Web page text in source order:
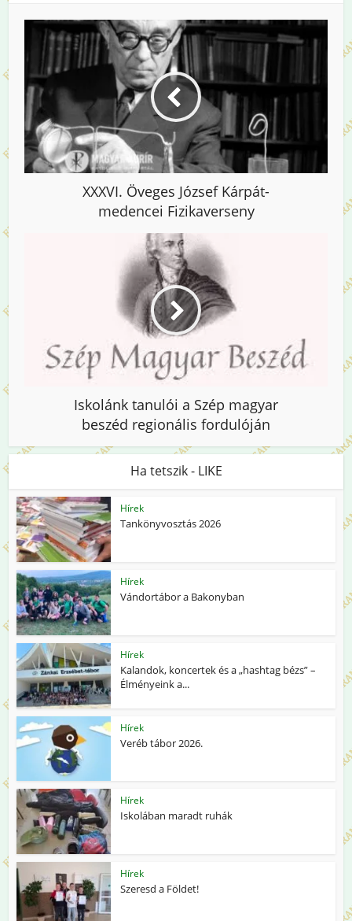
XXXVI. Öveges József Kárpát-
medencei Fizikaverseny
Iskolánk tanulói a Szép magyar
beszéd regionális fordulóján
Ha tetszik - LIKE
Hírek
Tankönyvosztás 2026
Hírek
Vándortábor a Bakonyban
Hírek
Kalandok, koncertek és a „hashtag bézs” –
Élményeink a...
Hírek
Veréb tábor 2026.
Hírek
Iskolában maradt ruhák
Hírek
Szeresd a Földet!